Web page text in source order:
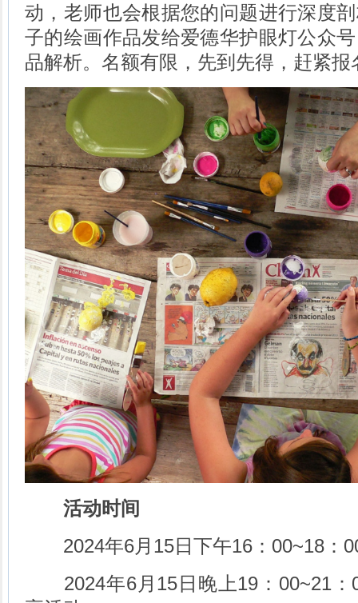
动，老师也会根据您的问题进行深度
子的绘画作品发给爱德华护眼灯公众
品解析。名额有限，先到先得，赶紧报
活动时间
2024年6月15日下午16：00~18：
2024年6月15日晚上19：00~21：